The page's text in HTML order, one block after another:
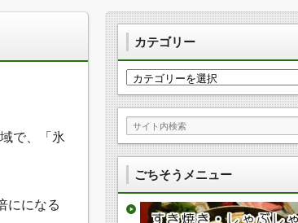
で、「氷
にになる
カテゴリー
カ
テ
ゴ
リ
ー
ごちそうメニュー